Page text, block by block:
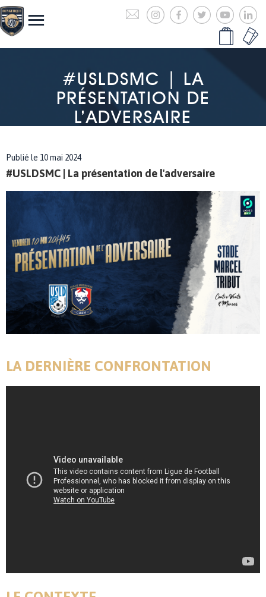
#USLDSMC | LA
PRÉSENTATION DE
L’ADVERSAIRE
Publié le 10 mai 2024
#USLDSMC | La présentation de l'adversaire
LA DERNIÈRE CONFRONTATION